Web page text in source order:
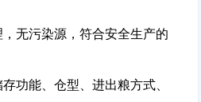
无污染源，符合安全生产的
功能、仓型、进出粮方式、